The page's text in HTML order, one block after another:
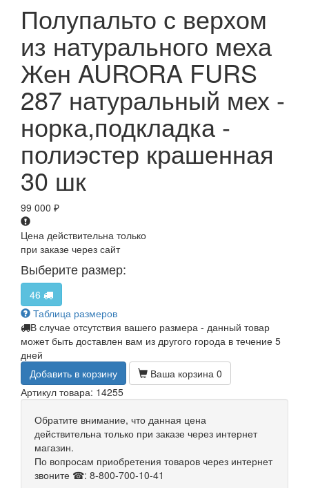
Полупальто с верхом
из натурального меха
Жен AURORA FURS
287 натуральный мех -
норка,подкладка -
полиэстер крашенная
30 шк
99 000 ₽
Цена действительна только
при заказе через сайт
Выберите размер:
46
Таблица размеров
В случае отсутствия вашего размера - данный товар
может быть доставлен вам из другого города в течение 5
дней
Добавить в корзину
Ваша корзина 0
Артикул товара: 14255
Обратите внимание, что данная цена
действительна только при заказе через интернет
магазин.
По вопросам приобретения товаров через интернет
звоните ☎: 8-800-700-10-41